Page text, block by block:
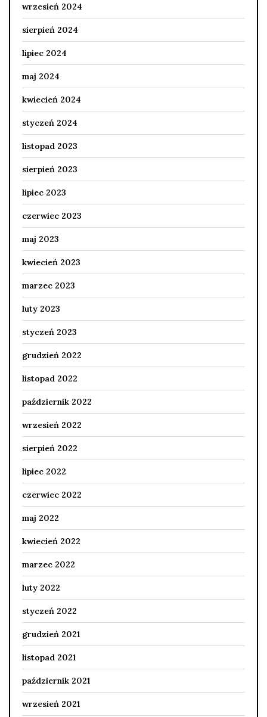
wrzesień 2024
sierpień 2024
lipiec 2024
maj 2024
kwiecień 2024
styczeń 2024
listopad 2023
sierpień 2023
lipiec 2023
czerwiec 2023
maj 2023
kwiecień 2023
marzec 2023
luty 2023
styczeń 2023
grudzień 2022
listopad 2022
październik 2022
wrzesień 2022
sierpień 2022
lipiec 2022
czerwiec 2022
maj 2022
kwiecień 2022
marzec 2022
luty 2022
styczeń 2022
grudzień 2021
listopad 2021
październik 2021
wrzesień 2021